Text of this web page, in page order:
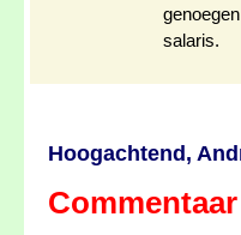
salaris.
Hoogachtend,